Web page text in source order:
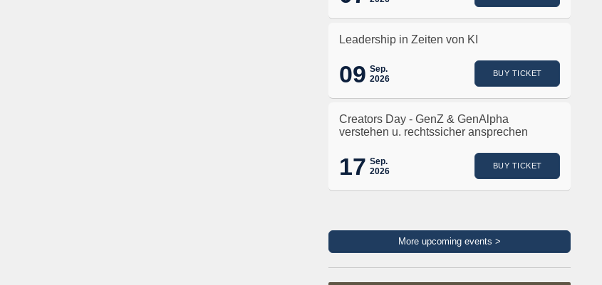
Leadership in Zeiten von KI
09 Sep.
2026
BUY TICKET
Creators Day - GenZ & GenAlpha
verstehen u. rechtssicher ansprechen
17 Sep.
2026
BUY TICKET
More upcoming events >